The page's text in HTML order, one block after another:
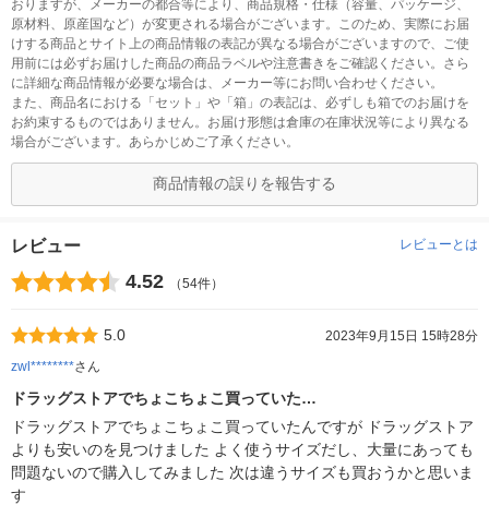
おりますが、メーカーの都合等により、商品規格・仕様（容量、パッケージ、
原材料、原産国など）が変更される場合がございます。このため、実際にお届
けする商品とサイト上の商品情報の表記が異なる場合がございますので、ご使
用前には必ずお届けした商品の商品ラベルや注意書きをご確認ください。さら
に詳細な商品情報が必要な場合は、メーカー等にお問い合わせください。
また、商品名における「セット」や「箱」の表記は、必ずしも箱でのお届けを
お約束するものではありません。お届け形態は倉庫の在庫状況等により異なる
場合がございます。あらかじめご了承ください。
商品情報の誤りを報告する
レビュー レビューとは
4.52 （54件）
5.0
2023年9月15日 15時28分
zwl********さん
ドラッグストアでちょこちょこ買っていた…
ドラッグストアでちょこちょこ買っていたんですが ドラッグストア
よりも安いのを見つけました よく使うサイズだし、大量にあっても
問題ないので購入してみました 次は違うサイズも買おうかと思いま
す